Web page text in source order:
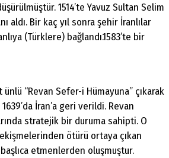
1514’te Yavuz Sultan Selim
aldı. Bir kaç yıl sonra şehir İranlılar
(Türklere) bağlandı.1583’te bir
ünlü “Revan Sefer-i Hümayuna” çıkarak
İran’a geri verildi. Revan
stratejik bir duruma sahipti. O
ötürü ortaya çıkan
etmenlerden oluşmuştur.